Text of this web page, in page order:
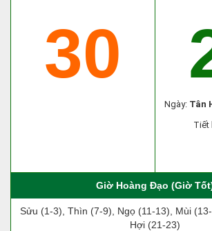
30
Ngày: Tân
Tiết
Giờ Hoàng Đạo (Giờ
Sửu (1-3), Thìn (7-9), Ngọ (11-13), Mùi
Hợi (21-23)